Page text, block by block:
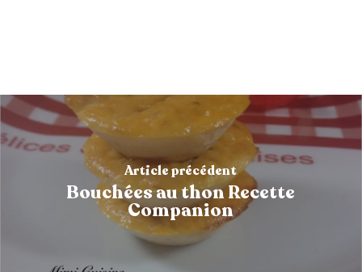
Article précédent
Bouchées au thon Recette
Companion